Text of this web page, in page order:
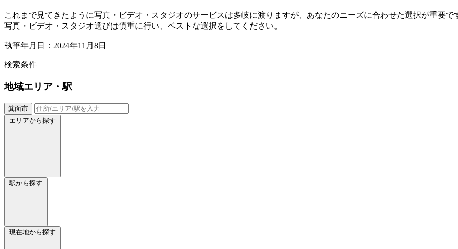
これまで見てきたように写真・ビデオ・スタジオのサービスは多岐に渡りますが、あなたのニーズに合わせた選択が重要で
写真・ビデオ・スタジオ選びは慎重に行い、ベストな選択をしてください。
執筆年月日：2024年11月8日
検索条件
地域エリア・駅
箕面市
エリアから探す
駅から探す
現在地から探す